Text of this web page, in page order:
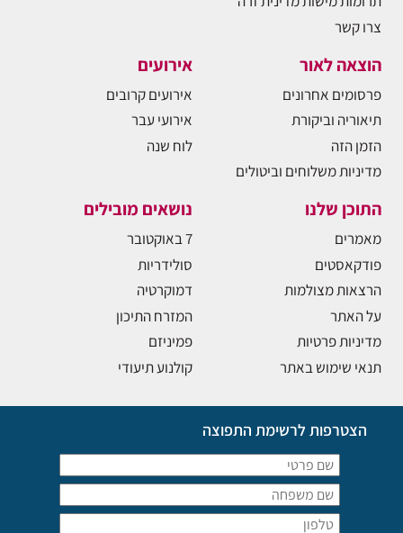
צרו קשר
הוצאה לאור
פרסומים אחרונים
תיאוריה וביקורת
הזמן הזה
מדיניות משלוחים וביטולים
אירועים
אירועים קרובים
אירועי עבר
לוח שנה
התוכן שלנו
מאמרים
פודקאסטים
הרצאות מצולמות
על האתר
מדיניות פרטיות
תנאי שימוש באתר
נושאים מובילים
7 באוקטובר
סולידריות
דמוקרטיה
המזרח התיכון
פמיניזם
קולנוע תיעודי
הצטרפות לרשימת התפוצה